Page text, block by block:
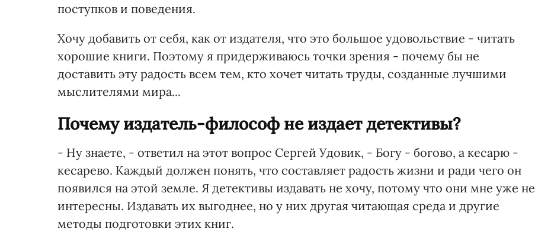
поступков и поведения.
Хочу добавить от себя, как от издателя, что это большое удовольствие - читать
хорошие книги. Поэтому я придерживаюсь точки зрения - почему бы не
доставить эту радость всем тем, кто хочет читать труды, созданные лучшими
мыслителями мира...
Почему издатель-философ не издает детективы?
- Ну знаете, - ответил на этот вопрос Сергей Удовик, - Богу - богово, а кесарю -
кесарево. Каждый должен понять, что составляет радость жизни и ради чего он
появился на этой земле. Я детективы издавать не хочу, потому что они мне уже не
интересны. Издавать их выгоднее, но у них другая читающая среда и другие
методы подготовки этих книг.